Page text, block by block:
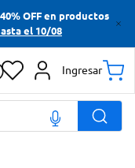
40% OFF en productos
el 10/08
Ingresar